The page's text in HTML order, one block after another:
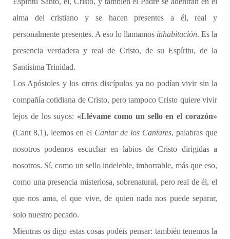
alma del cristiano y se hacen presentes a él, real y
personalmente presentes. A eso lo llamamos inhabitación. Es la
presencia verdadera y real de Cristo, de su Espíritu, de la
Santísima Trinidad.
Los Apóstoles y los otros discípulos ya no podían vivir sin la
compañía cotidiana de Cristo, pero tampoco Cristo quiere vivir
lejos de los suyos: «Llévame como un sello en el corazón»
(Cant 8,1), leemos en el Cantar de los Cantares, palabras que
nosotros podemos escuchar en labios de Cristo dirigidas a
nosotros. Sí, como un sello indeleble, imborrable, más que eso,
como una presencia misteriosa, sobrenatural, pero real de él, el
que nos ama, el que vive, de quien nada nos puede separar,
solo nuestro pecado.
Mientras os digo estas cosas podéis pensar: también tenemos la